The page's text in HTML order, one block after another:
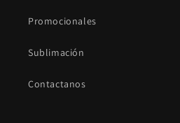
Promocionales
Sublimación
Contactanos